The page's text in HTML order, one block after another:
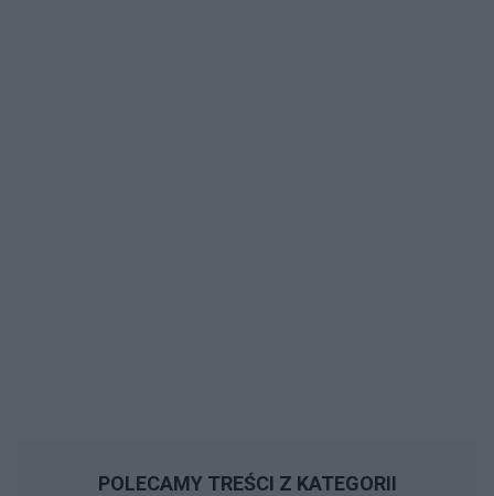
POLECAMY TREŚCI Z KATEGORII